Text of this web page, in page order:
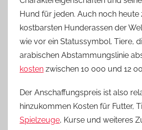
Hund für jeden. Auch noch heute
kostbarsten Hunderassen der
wie vor ein Statussymbol. Tiere,
arabischen Abstammungslinie
kosten zwischen 10 000 und 12
Der Anschaffungspreis ist also
hinzukommen Kosten für Futter,
Spielzeuge, Kurse und weiteres